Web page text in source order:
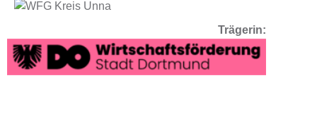
Trägerin: